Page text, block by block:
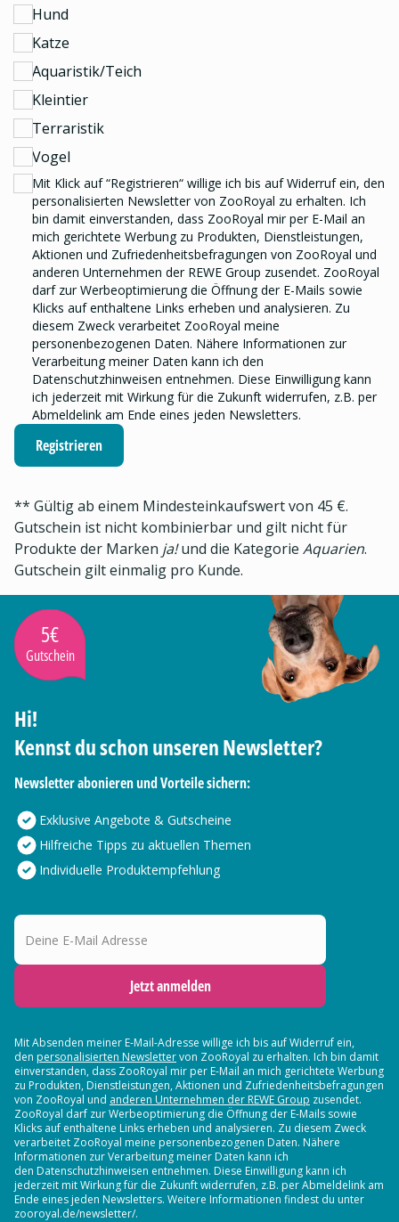
Hund
Katze
Aquaristik/Teich
Kleintier
Terraristik
Vogel
Mit Klick auf “Registrieren“ willige ich bis auf Widerruf ein, den
personalisierten Newslettervon ZooRoyal zu erhalten. Ich
bin damit einverstanden, dass ZooRoyal mir per E-Mail an
mich gerichtete Werbung zu Produkten, Dienstleistungen,
Aktionen und Zufriedenheitsbefragungen von ZooRoyal und
anderen Unternehmen der REWE Group zusendet. ZooRoyal
darf zur Werbeoptimierung die Öffnung der E-Mails sowie
Klicks auf enthaltene Links erheben und analysieren. Zu
diesem Zweck verarbeitet ZooRoyal meine
personenbezogenen Daten. Nähere Informationen zur
Verarbeitung meiner Daten kann ich den
Datenschutzhinweisen entnehmen. Diese Einwilligung kann
ich jederzeit mit Wirkung für die Zukunft widerrufen, z.B. per
Abmeldelink am Ende eines jeden Newsletters.
Registrieren
** Gültig ab einem Mindesteinkaufswert von 45 €.
Gutschein ist nicht kombinierbar und gilt nicht für
Produkte der Marken ja!und die Kategorie Aquarien.
Gutschein gilt einmalig pro Kunde.
5€
Gutschein
Hi!
Kennst du schon unseren Newsletter?
Newsletter abonieren und Vorteile sichern:
Exklusive Angebote & Gutscheine
Hilfreiche Tipps zu aktuellen Themen
Individuelle Produktempfehlung
Deine E-Mail Adresse
Jetzt anmelden
Mit Absenden meiner E-Mail-Adresse willige ich bis auf Widerruf ein,
den personalisierten Newslettervon ZooRoyal zu erhalten. Ich bin damit
einverstanden, dass ZooRoyal mir per E-Mail an mich gerichtete Werbung
zu Produkten, Dienstleistungen, Aktionen und Zufriedenheitsbefragungen
von ZooRoyal und anderen Unternehmen der REWE Group zusendet.
ZooRoyal darf zur Werbeoptimierung die Öffnung der E-Mails sowie
Klicks auf enthaltene Links erheben und analysieren. Zu diesem Zweck
verarbeitet ZooRoyal meine personenbezogenen Daten. Nähere
Informationen zur Verarbeitung meiner Daten kann ich
den Datenschutzhinweisen entnehmen. Diese Einwilligung kann ich
jederzeit mit Wirkung für die Zukunft widerrufen, z.B. per Abmeldelink am
Ende eines jeden Newsletters. Weitere Informationen findest du unter
zooroyal.de/newsletter/.